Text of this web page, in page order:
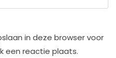
in deze browser voor
een reactie plaats.